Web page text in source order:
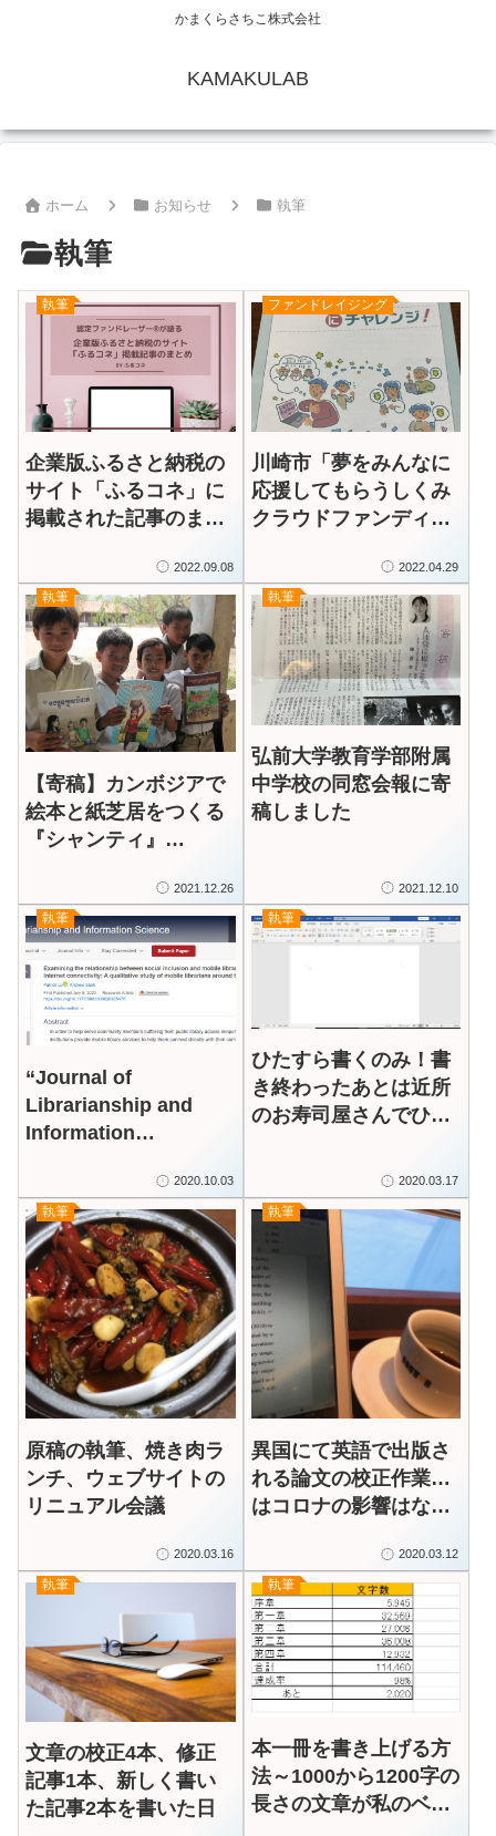
かまくらさちこ株式会社
KAMAKULAB
ホーム お知らせ 執筆
執筆
執筆
企業版ふるさと納税の
サイト「ふるコネ」に
掲載された記事のまと
2022.09.08
ファンドレイジング
川崎市「夢をみんなに
応援してもらうしくみ
クラウドファンディン
2022.04.29
執筆
【寄稿】カンボジアで
絵本と紙芝居をつくる
『シャンティ』
2021.12.26
執筆
弘前大学教育学部附属
中学校の同窓会報に寄
稿しました
2021.12.10
執筆
“Journal of
Librarianship and
Information
2020.10.03
執筆
ひたすら書くのみ！書
き終わったあとは近所
のお寿司屋さんでひと
2020.03.17
執筆
原稿の執筆、焼き肉ラ
ンチ、ウェブサイトの
リニュアル会議
2020.03.16
執筆
異国にて英語で出版さ
れる論文の校正作業…
はコロナの影響はない
2020.03.12
執筆
文章の校正4本、修正
記事1本、新しく書い
た記事2本を書いた日
執筆
本一冊を書き上げる方
法～1000から1200字の
長さの文章が私のベス